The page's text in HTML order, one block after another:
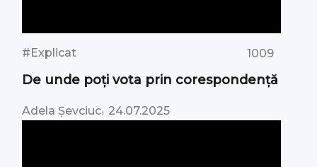
#Explicat 1009
De unde poți vota prin corespondență
Adela Șevciuc, 24.07.2025